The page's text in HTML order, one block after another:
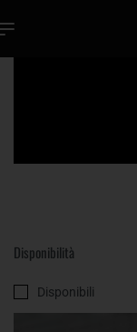
Disponibilità
Disponibili